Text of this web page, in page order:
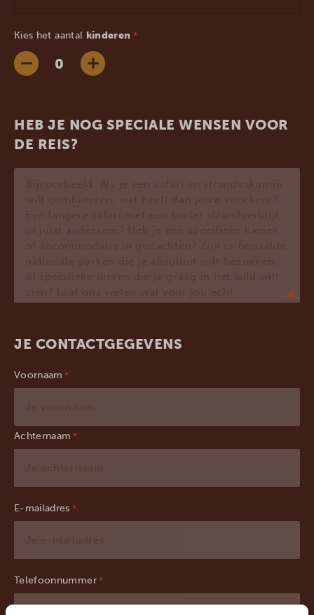
Kies het aantal kinderen *
HEB JE NOG SPECIALE WENSEN VOOR
DE REIS?
JE CONTACTGEGEVENS
Voornaam
Achternaam
E-mailadres *
Telefoonnummer *